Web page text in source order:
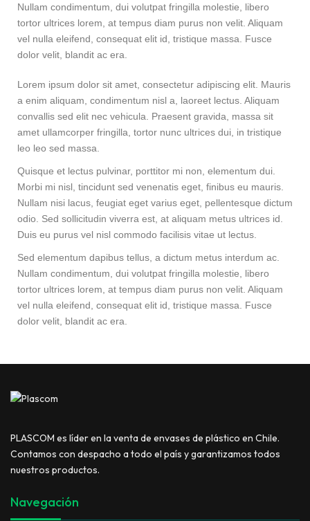
Nullam condimentum, dui volutpat fringilla molestie, libero
tortor ultrices lorem, at tempus diam purus non velit. Aliquam
vel nulla eleifend, consequat elit id, tristique massa. Fusce
dolor velit, blandit ac era.
Lorem ipsum dolor sit amet, consectetur adipiscing elit. Mauris
a enim aliquam, condimentum nisl a, laoreet lectus. Aliquam
convallis sed elit nec vehicula. Praesent gravida, massa sit
amet ullamcorper fringilla, tortor nunc ultrices dui, in tristique
leo leo sed massa.
Quisque et lectus pulvinar, porttitor mi non, elementum dui.
Morbi mi nisl, tincidunt sed venenatis eget, finibus eu mauris.
Nullam nisi lacus, feugiat eget varius eget, pellentesque dictum
odio. Sed sollicitudin viverra est, at aliquam metus ultrices id.
Duis eu purus vel nisl commodo facilisis vitae ut lectus.
Sed elementum dapibus tellus, a dictum metus interdum ac.
Nullam condimentum, dui volutpat fringilla molestie, libero
tortor ultrices lorem, at tempus diam purus non velit. Aliquam
vel nulla eleifend, consequat elit id, tristique massa. Fusce
dolor velit, blandit ac era.
PLASCOM es líder en la venta de envases de plástico en Chile.
Contamos con despacho a todo el país y garantizamos todos
nuestros productos.
Navegación